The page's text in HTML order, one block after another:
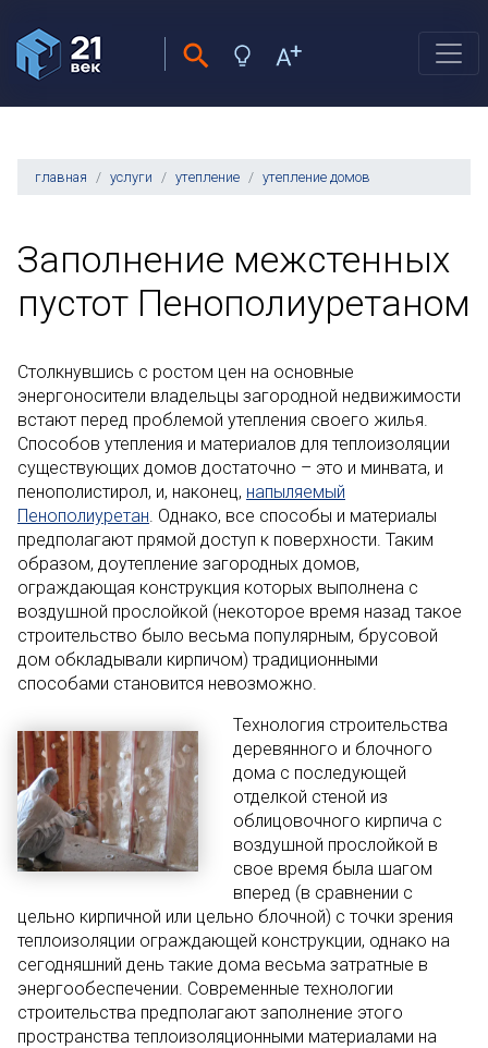
главная услуги утепление утепление домов
Заполнение межстенных
пустот Пенополиуретаном
Столкнувшись с ростом цен на основные
энергоносители владельцы загородной недвижимости
встают перед проблемой утепления своего жилья.
Способов утепления и материалов для теплоизоляции
существующих домов достаточно – это и минвата, и
пенополистирол, и, наконец, напыляемый
Пенополиуретан. Однако, все способы и материалы
предполагают прямой доступ к поверхности. Таким
образом, доутепление загородных домов,
ограждающая конструкция которых выполнена с
воздушной прослойкой (некоторое время назад такое
строительство было весьма популярным, брусовой
дом обкладывали кирпичом) традиционными
способами становится невозможно.
Технология строительства
деревянного и блочного
дома с последующей
отделкой стеной из
облицовочного кирпича с
воздушной прослойкой в
свое время была шагом
вперед (в сравнении с
цельно кирпичной или цельно блочной) с точки зрения
теплоизоляции ограждающей конструкции, однако на
сегодняшний день такие дома весьма затратные в
энергообеспечении. Современные технологии
строительства предполагают заполнение этого
пространства теплоизоляционными материалами на